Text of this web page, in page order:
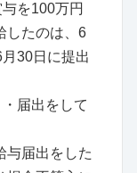
を100万円
したのは、6
30日に提出
届出をして
届出をした